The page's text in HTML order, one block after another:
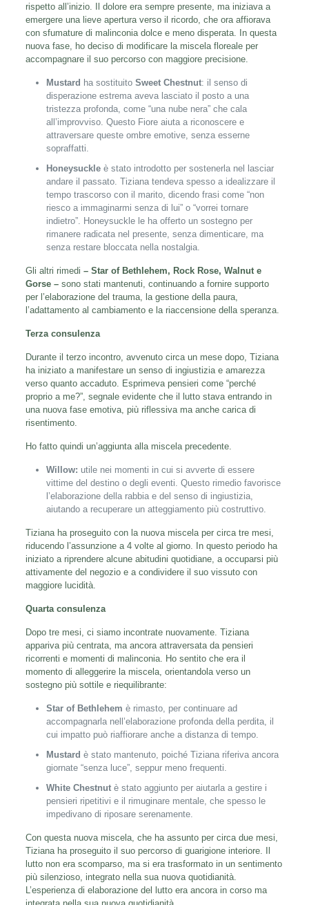
rispetto all’inizio. Il dolore era sempre presente, ma iniziava a
emergere una lieve apertura verso il ricordo, che ora affiorava
con sfumature di malinconia dolce e meno disperata. In questa
nuova fase, ho deciso di modificare la miscela floreale per
accompagnare il suo percorso con maggiore precisione.
Mustard ha sostituitoSweet Chestnut: il senso di
disperazione estrema aveva lasciato il posto a una
tristezza profonda, come “una nube nera” che cala
all’improvviso. Questo Fiore aiuta a riconoscere e
attraversare queste ombre emotive, senza esserne
sopraffatti.
Honeysuckleè stato introdotto per sostenerla nel lasciar
andare il passato. Tiziana tendeva spesso a idealizzare il
tempo trascorso con il marito, dicendo frasi come “non
riesco a immaginarmi senza di lui” o “vorrei tornare
indietro”. Honeysuckle le ha offerto un sostegno per
rimanere radicata nel presente, senza dimenticare, ma
senza restare bloccata nella nostalgia.
Gli altri rimedi – Star of Bethlehem, Rock Rose, Walnut e
Gorse – sono stati mantenuti, continuando a fornire supporto
per l’elaborazione del trauma, la gestione della paura,
l’adattamento al cambiamento e la riaccensione della speranza.
Terza consulenza
Durante il terzo incontro, avvenuto circa un mese dopo, Tiziana
ha iniziato a manifestare un senso di ingiustizia e amarezza
verso quanto accaduto. Esprimeva pensieri come “perché
proprio a me?”, segnale evidente che il lutto stava entrando in
una nuova fase emotiva, più riflessiva ma anche carica di
risentimento.
Ho fatto quindi un’aggiunta alla miscela precedente.
Willow: utile nei momenti in cui si avverte di essere
vittime del destino o degli eventi. Questo rimedio favorisce
l’elaborazione della rabbia e del senso di ingiustizia,
aiutando a recuperare un atteggiamento più costruttivo.
Tiziana ha proseguito con la nuova miscela per circa tre mesi,
riducendo l’assunzione a 4 volte al giorno. In questo periodo ha
iniziato a riprendere alcune abitudini quotidiane, a occuparsi più
attivamente del negozio e a condividere il suo vissuto con
maggiore lucidità.
Quarta consulenza
Dopo tre mesi, ci siamo incontrate nuovamente. Tiziana
appariva più centrata, ma ancora attraversata da pensieri
ricorrenti e momenti di malinconia. Ho sentito che era il
momento di alleggerire la miscela, orientandola verso un
sostegno più sottile e riequilibrante:
Star of Bethlehem è rimasto, per continuare ad
accompagnarla nell’elaborazione profonda della perdita, il
cui impatto può riaffiorare anche a distanza di tempo.
Mustard è stato mantenuto, poiché Tiziana riferiva ancora
giornate “senza luce”, seppur meno frequenti.
White Chestnut è stato aggiunto per aiutarla a gestire i
pensieri ripetitivi e il rimuginare mentale, che spesso le
impedivano di riposare serenamente.
Con questa nuova miscela, che ha assunto per circa due mesi,
Tiziana ha proseguito il suo percorso di guarigione interiore. Il
lutto non era scomparso, ma si era trasformato in un sentimento
più silenzioso, integrato nella sua nuova quotidianità.
L’esperienza di elaborazione del lutto era ancora in corso ma
integrata nella sua nuova quotidianità.